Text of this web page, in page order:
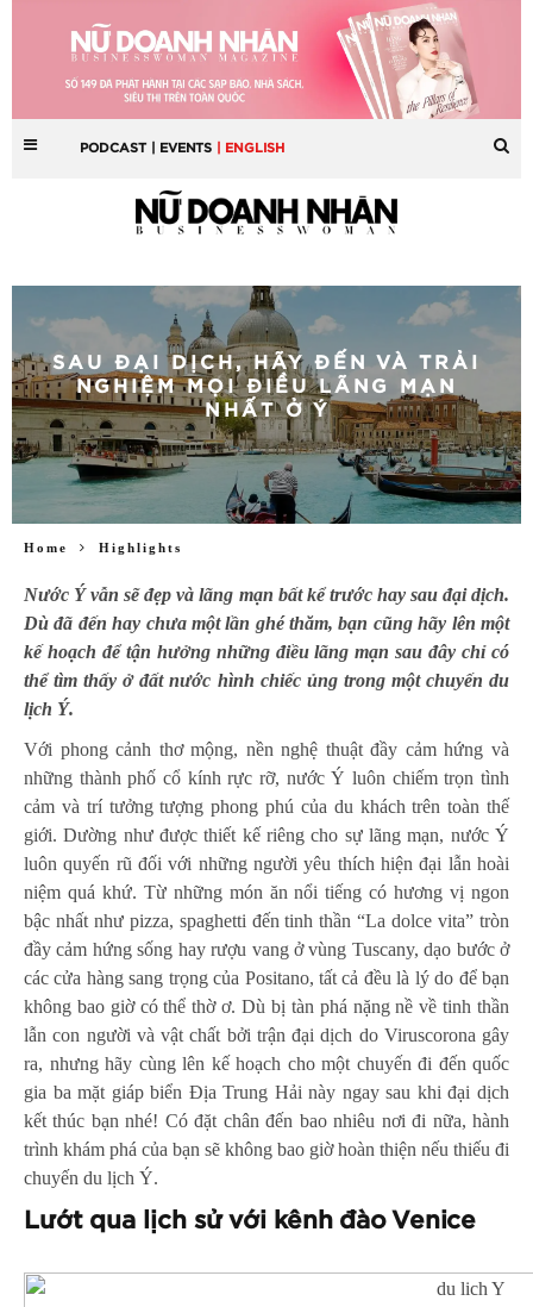
PODCAST | EVENTS | ENGLISH
SAU ĐẠI DỊCH, HÃY ĐẾN VÀ TRẢI
NGHIỆM MỌI ĐIỀU LÃNG MẠN
NHẤT Ở Ý
Home Highlights
Nước Ý vẫn sẽ đẹp và lãng mạn bất kể trước hay sau đại dịch.
Dù đã đến hay chưa một lần ghé thăm, bạn cũng hãy lên một
kế hoạch để tận hưởng những điều lãng mạn sau đây chỉ có
thể tìm thấy ở đất nước hình chiếc ủng trong một chuyến du
lịch Ý.
Với phong cảnh thơ mộng, nền nghệ thuật đầy cảm hứng và
những thành phố cổ kính rực rỡ, nước Ý luôn chiếm trọn tình
cảm và trí tưởng tượng phong phú của du khách trên toàn thế
giới. Dường như được thiết kế riêng cho sự lãng mạn, nước Ý
luôn quyến rũ đối với những người yêu thích hiện đại lẫn hoài
niệm quá khứ. Từ những món ăn nổi tiếng có hương vị ngon
bậc nhất như pizza, spaghetti đến tinh thần “La dolce vita” tròn
đầy cảm hứng sống hay rượu vang ở vùng Tuscany, dạo bước ở
các cửa hàng sang trọng của Positano, tất cả đều là lý do để bạn
không bao giờ có thể thờ ơ. Dù bị tàn phá nặng nề về tinh thần
lẫn con người và vật chất bởi trận đại dịch do Viruscorona gây
ra, nhưng hãy cùng lên kế hoạch cho một chuyến đi đến quốc
gia ba mặt giáp biển Địa Trung Hải này ngay sau khi đại dịch
kết thúc bạn nhé! Có đặt chân đến bao nhiêu nơi đi nữa, hành
trình khám phá của bạn sẽ không bao giờ hoàn thiện nếu thiếu đi
chuyến du lịch Ý.
Lướt qua lịch sử với kênh đào Venice